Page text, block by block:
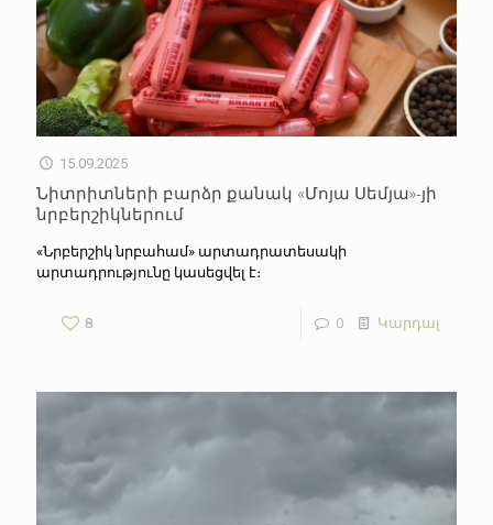
15.09.2025
Նիտրիտների բարձր քանակ «Մոյա Սեմյա»-յի
նրբերշիկներում
«Նրբերշիկ նրբահամ» արտադրատեսակի
արտադրությունը կասեցվել է։
8 0 Կարդալ